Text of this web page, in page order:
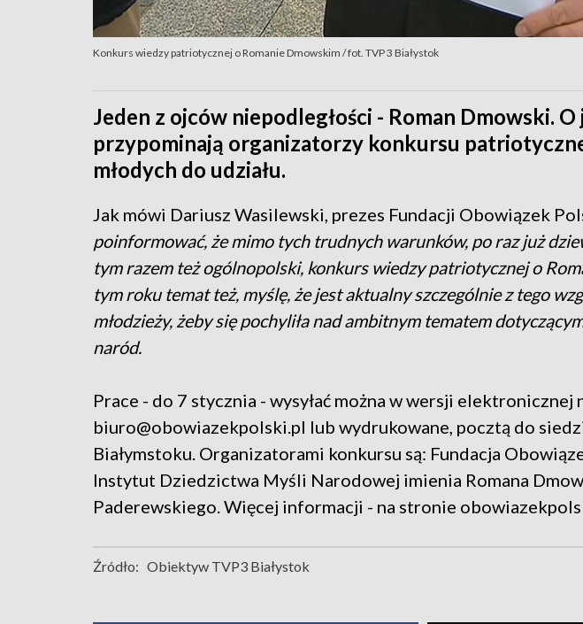
Konkurs wiedzy patriotycznej o Romanie Dmowskim / fot. TVP 3 Białystok
Jeden z ojców niepodległości - Roman Dmowski.
przypominają organizatorzy konkursu
młodych do udziału.
Jak mówi Dariusz Wasilewski, prezes Fundacji Obowiązek
poinformować, że mimo tych trudnych warunków, po raz już
tym razem też ogólnopolski, konkurs wiedzy patriotycznej o
tym roku temat też, myślę, że jest aktualny szczególnie z tego
młodzieży, żeby się pochyliła nad ambitnym tematem
naród.
Prace - do 7 stycznia - wysyłać można w wersji elektronicznej
biuro@obowiazekpolski.pl lub wydrukowane, pocztą do
Białymstoku. Organizatorami konkursu są: Fundacja
Instytut Dziedzictwa Myśli Narodowej imienia Romana
Paderewskiego. Więcej informacji - na stronie
Źródło: Obiektyw TVP3 Białystok